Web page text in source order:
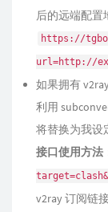
后的远端配置
https://
url=http://
如果拥有
利用
将替换为我设
接口使用方法
v2ray 订阅链